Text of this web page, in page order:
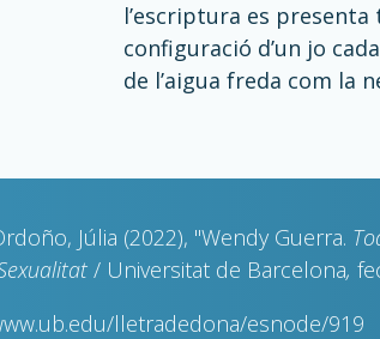
l’escriptura es
configuració d’un jo
de l’aigua freda com la
Júlia (2022), "Wendy Guerra.
/ Universitat de Barcelona,
lletradedona/esnode/919